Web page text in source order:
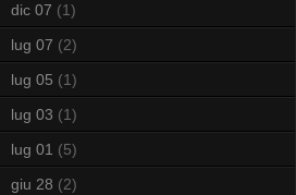
dic 07 (1)
lug 07 (2)
lug 05 (1)
lug 03 (1)
lug 01 (5)
giu 28 (2)